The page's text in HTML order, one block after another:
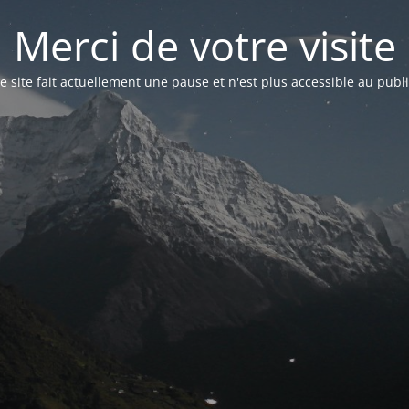
Merci de votre visite
site fait actuellement une pause et n'est plus accessible au